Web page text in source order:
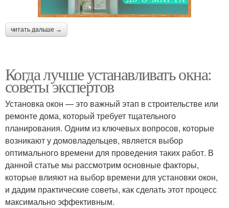
читать дальше →
Когда лучше устанавливать окна:
советы экспертов
Установка окон — это важный этап в строительстве или
ремонте дома, который требует тщательного
планирования. Одним из ключевых вопросов, которые
возникают у домовладельцев, является выбор
оптимального времени для проведения таких работ. В
данной статье мы рассмотрим основные факторы,
которые влияют на выбор времени для установки окон,
и дадим практические советы, как сделать этот процесс
максимально эффективным.